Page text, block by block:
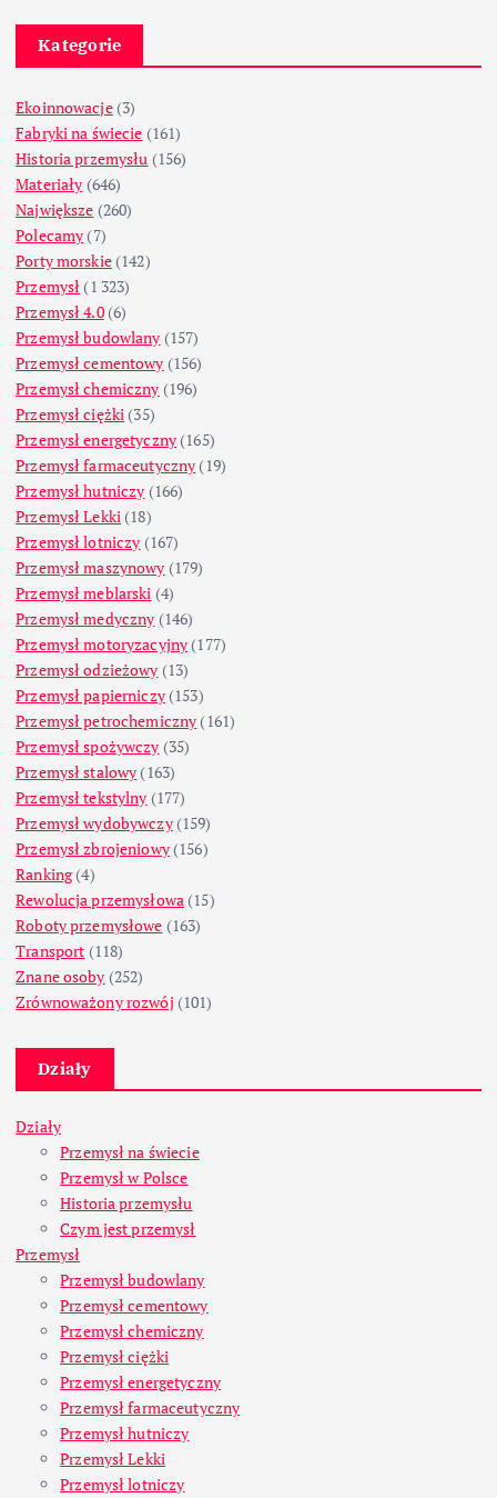
Kategorie
Ekoinnowacje(3)
Fabryki na świecie (161)
Historia przemysłu (156)
Materiały (646)
Największe (260)
Polecamy (7)
Porty morskie(142)
Przemysł (1 323)
Przemysł 4.0(6)
Przemysł budowlany (157)
Przemysł cementowy (156)
Przemysł chemiczny (196)
Przemysł ciężki (35)
Przemysł energetyczny (165)
Przemysł farmaceutyczny (19)
Przemysł hutniczy (166)
Przemysł Lekki (18)
Przemysł lotniczy (167)
Przemysł maszynowy (179)
Przemysł meblarski (4)
Przemysł medyczny (146)
Przemysł motoryzacyjny (177)
Przemysł odzieżowy (13)
Przemysł papierniczy(153)
Przemysł petrochemiczny (161)
Przemysł spożywczy (35)
Przemysł stalowy (163)
Przemysł tekstylny (177)
Przemysł wydobywczy(159)
Przemysł zbrojeniowy(156)
Ranking(4)
Rewolucja przemysłowa (15)
Roboty przemysłowe (163)
Transport (118)
Znane osoby (252)
Zrównoważony rozwój (101)
Działy
Działy
Przemysł na świecie
Przemysł w Polsce
Historia przemysłu
Czym jest przemysł
Przemysł
Przemysł budowlany
Przemysł cementowy
Przemysł chemiczny
Przemysł ciężki
Przemysł energetyczny
Przemysł farmaceutyczny
Przemysł hutniczy
Przemysł Lekki
Przemysł lotniczy